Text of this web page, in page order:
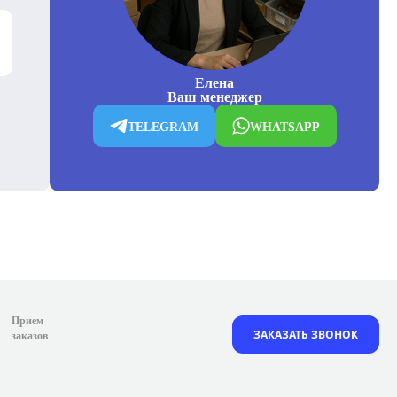
Елена
Ваш менеджер
TELEGRAM WHATSAPP
Прием
заказов
ЗАКАЗАТЬ ЗВОНОК